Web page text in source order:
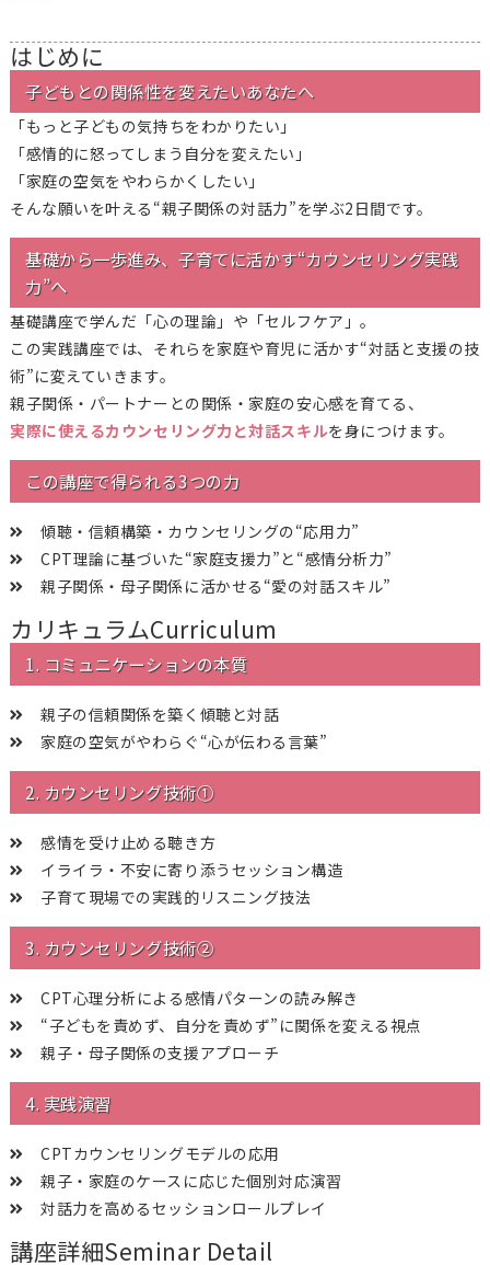
はじめに
子どもとの関係性を変えたいあなたへ
「もっと子どもの気持ちをわかりたい」
「感情的に怒ってしまう自分を変えたい」
「家庭の空気をやわらかくしたい」
そんな願いを叶える“親子関係の対話力”を学ぶ2日間です。
基礎から一歩進み、子育てに活かす“カウンセリング実践
力”へ
基礎講座で学んだ「心の理論」や「セルフケア」。
この実践講座では、それらを家庭や育児に活かす“対話と支援の技
術”に変えていきます。
親子関係・パートナーとの関係・家庭の安心感を育てる、
実際に使えるカウンセリング力と対話スキルを身につけます。
この講座で得られる3つの力
傾聴・信頼構築・カウンセリングの“応用力”
CPT理論に基づいた“家庭支援力”と“感情分析力”
親子関係・母子関係に活かせる“愛の対話スキル”
カリキュラムCurriculum
1. コミュニケーションの本質
親子の信頼関係を築く傾聴と対話
家庭の空気がやわらぐ“心が伝わる言葉”
2. カウンセリング技術①
感情を受け止める聴き方
イライラ・不安に寄り添うセッション構造
子育て現場での実践的リスニング技法
3. カウンセリング技術②
CPT心理分析による感情パターンの読み解き
“子どもを責めず、自分を責めず”に関係を変える視点
親子・母子関係の支援アプローチ
4. 実践演習
CPTカウンセリングモデルの応用
親子・家庭のケースに応じた個別対応演習
対話力を高めるセッションロールプレイ
講座詳細Seminar Detail